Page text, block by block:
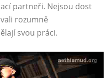
partneři. Nejsou dost
rozumně
svou práci.